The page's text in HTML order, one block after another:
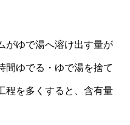
がゆで湯へ溶け出す量が
間ゆでる・ゆで湯を捨て
程を多くすると、含有量